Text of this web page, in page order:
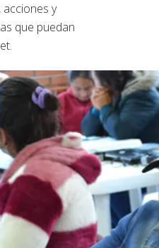
acciones y
que puedan